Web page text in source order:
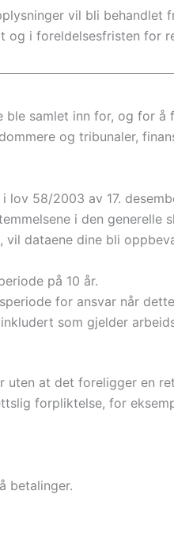
vil bli behandlet
og i foreldelsesfristen for
samlet inn for, og for
og tribunaler,
58/2003 av 17.
i den generelle
dataene dine bli
på 10 år.
for ansvar når
som gjelder
at det foreligger en
forpliktelse, for
betalinger.